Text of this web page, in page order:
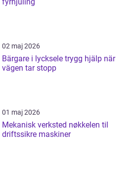
02 maj 2026
Bärgare i lycksele trygg hjälp när
vägen tar stopp
01 maj 2026
Mekanisk verksted nøkkelen til
driftssikre maskiner